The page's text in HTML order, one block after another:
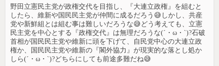
野田立憲民主党が政権交代を目指し、『大連立政権』を組むと
したら、維新や国民民主党が仲間に成るだろう😅しかし、共産
党や新鮮組とは組む事は難しいだろうな😅どう考えても、立憲
民主党を中心とする『政権交代』は無理だろうな(´・ω・`)?石破
首相が国民民主党や維新に頭を下げて、自民党中心の大連立政
権か、国民民主党や維新の『閣外協力』が現実的な落とし処か
しら(´・ω・`)?どちらにしても前途多難だね😅